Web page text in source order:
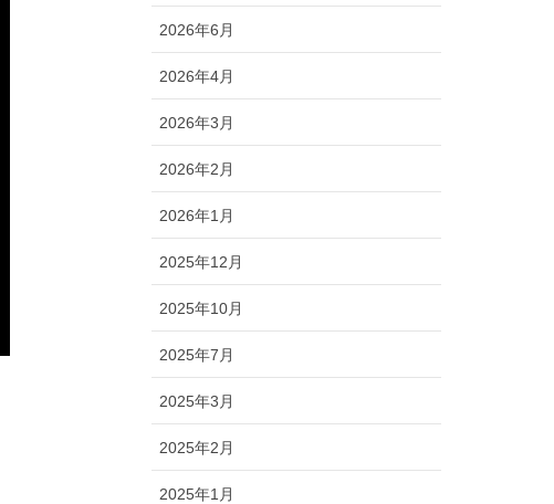
2026年6月
2026年4月
2026年3月
2026年2月
2026年1月
2025年12月
2025年10月
2025年7月
2025年3月
2025年2月
2025年1月